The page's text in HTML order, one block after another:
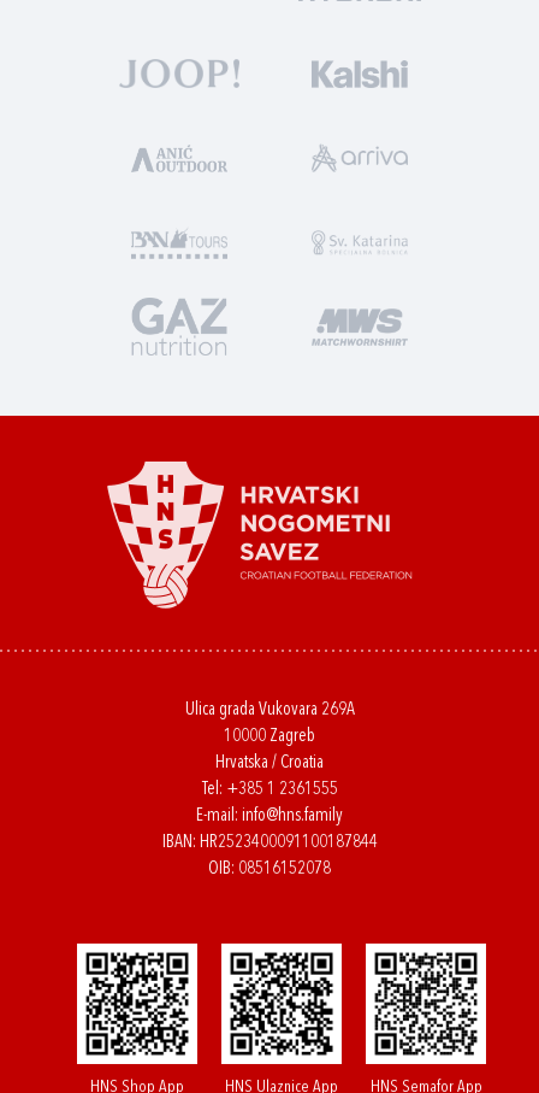
Ulica grada Vukovara 269A
10000 Zagreb
Hrvatska / Croatia
Tel: +385 1 2361555
E-mail: info@hns.family
IBAN: HR2523400091100187844
OIB: 08516152078
HNS Shop App HNS Ulaznice App HNS Semafor App